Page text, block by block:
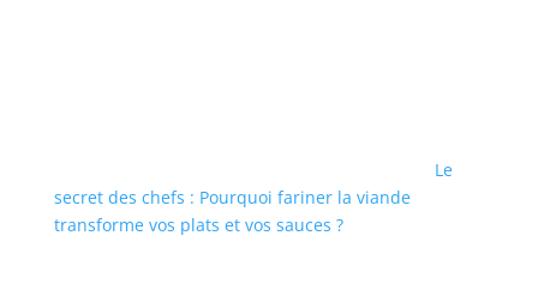
Le
secret des chefs : Pourquoi fariner la viande
transforme vos plats et vos sauces ?